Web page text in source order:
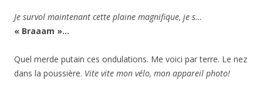
Je survol maintenant cette plaine magnifique, je s…
« Braaam »…
Quel merde putain ces ondulations. Me voici par terre. Le nez
dans la poussière. Vite vite mon vélo, mon appareil photo!